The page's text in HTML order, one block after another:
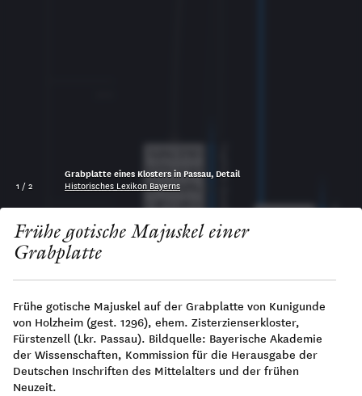
400
Capitalis Quadrata
1 /2
Grabplatte eines Klosters in Passau, Detail
Historisches Lexikon Bayerns
Frühe gotische Majuskel einer
Grabplatte
Frühe gotische Majuskel auf der Grabplatte von Kunigunde
von Holzheim (gest. 1296), ehem. Zisterzienserkloster,
Fürstenzell (Lkr. Passau). Bildquelle: Bayerische Akademie
der Wissenschaften, Kommission für die Herausgabe der
Deutschen Inschriften des Mittelalters und der frühen
Neuzeit.